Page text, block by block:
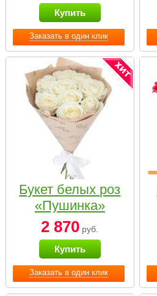
Заказать в один клик
Купить
Заказать в один клик
Букет белых роз
«Пушинка»
2 870 руб.
Купить